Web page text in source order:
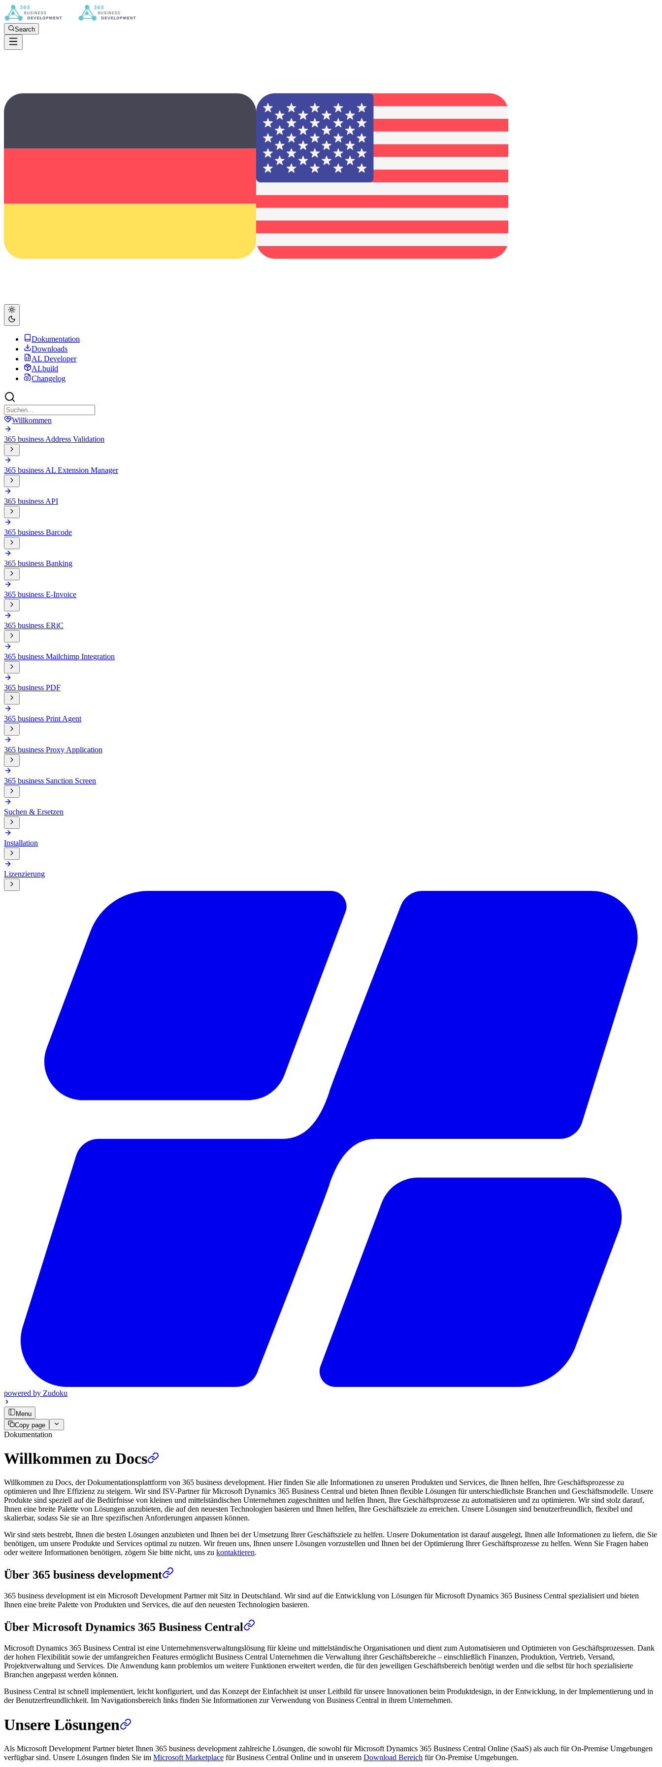
Search
Dokumentation
Downloads
AL Developer
ALbuild
Changelog
Willkommen
365 business Address Validation
365 business AL Extension Manager
365 business API
365 business Barcode
365 business Banking
365 business E-Invoice
365 business ERiC
365 business Mailchimp Integration
365 business PDF
365 business Print Agent
365 business Proxy Application
365 business Sanction Screen
Suchen & Ersetzen
Installation
Lizenzierung
powered by Zudoku
Menu
Copy page
Dokumentation
Willkommen zu Docs
Willkommen zu Docs, der Dokumentationsplattform von 365 business development. Hier finden Sie alle Informationen zu unseren Produkten und Services, die Ihnen helfen, Ihre Geschäftsprozesse zu
optimieren und Ihre Effizienz zu steigern. Wir sind ISV-Partner für Microsoft Dynamics 365 Business Central und bieten Ihnen flexible Lösungen für unterschiedlichste Branchen und Geschäftsmodelle. Unsere
Produkte sind speziell auf die Bedürfnisse von kleinen und mittelständischen Unternehmen zugeschnitten und helfen Ihnen, Ihre Geschäftsprozesse zu automatisieren und zu optimieren. Wir sind stolz darauf,
Ihnen eine breite Palette von Lösungen anzubieten, die auf den neuesten Technologien basieren und Ihnen helfen, Ihre Geschäftsziele zu erreichen. Unsere Lösungen sind benutzerfreundlich, flexibel und
skalierbar, sodass Sie sie an Ihre spezifischen Anforderungen anpassen können.
Wir sind stets bestrebt, Ihnen die besten Lösungen anzubieten und Ihnen bei der Umsetzung Ihrer Geschäftsziele zu helfen. Unsere Dokumentation ist darauf ausgelegt, Ihnen alle Informationen zu liefern, die Sie
benötigen, um unsere Produkte und Services optimal zu nutzen. Wir freuen uns, Ihnen unsere Lösungen vorzustellen und Ihnen bei der Optimierung Ihrer Geschäftsprozesse zu helfen. Wenn Sie Fragen haben
oder weitere Informationen benötigen, zögern Sie bitte nicht, uns zu kontaktieren.
Über 365 business development
365 business development ist ein Microsoft Development Partner mit Sitz in Deutschland. Wir sind auf die Entwicklung von Lösungen für Microsoft Dynamics 365 Business Central spezialisiert und bieten
Ihnen eine breite Palette von Produkten und Services, die auf den neuesten Technologien basieren.
Über Microsoft Dynamics 365 Business Central
Microsoft Dynamics 365 Business Central ist eine Unternehmensverwaltungslösung für kleine und mittelständische Organisationen und dient zum Automatisieren und Optimieren von Geschäftsprozessen. Dank
der hohen Flexibilität sowie der umfangreichen Features ermöglicht Business Central Unternehmen die Verwaltung ihrer Geschäftsbereiche – einschließlich Finanzen, Produktion, Vertrieb, Versand,
Projektverwaltung und Services. Die Anwendung kann problemlos um weitere Funktionen erweitert werden, die für den jeweiligen Geschäftsbereich benötigt werden und die selbst für hoch spezialisierte
Branchen angepasst werden können.
Business Central ist schnell implementiert, leicht konfiguriert, und das Konzept der Einfachheit ist unser Leitbild für unsere Innovationen beim Produktdesign, in der Entwicklung, in der Implementierung und in
der Benutzerfreundlichkeit. Im Navigationsbereich links finden Sie Informationen zur Verwendung von Business Central in ihrem Unternehmen.
Unsere Lösungen
Als Microsoft Development Partner bietet Ihnen 365 business development zahlreiche Lösungen, die sowohl für Microsoft Dynamics 365 Business Central Online (SaaS) als auch für On-Premise Umgebungen
verfügbar sind. Unsere Lösungen finden Sie im Microsoft Marketplace für Business Central Online und in unserem Download Bereich für On-Premise Umgebungen.